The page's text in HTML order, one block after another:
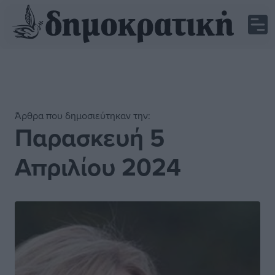
Άρθρα που δημοσιεύτηκαν την:
Παρασκευή 5
Απριλίου 2024